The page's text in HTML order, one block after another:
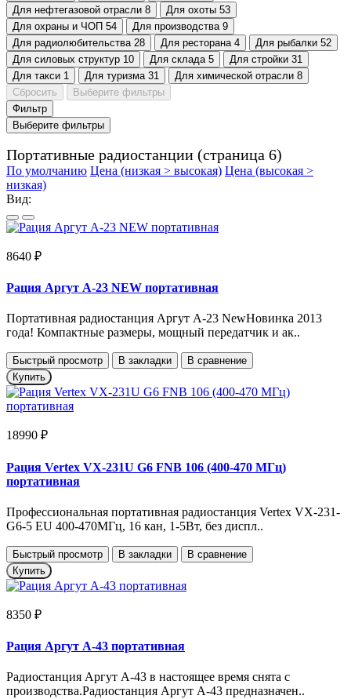
Для нефтегазовой отрасли 8 Для охоты 53
Для охраны и ЧОП 54 Для производства 9
Для радиолюбительства 28 Для ресторана 4 Для рыбалки 52
Для силовых структур 10 Для склада 5 Для стройки 31
Для такси 1 Для туризма 31 Для химической отрасли 8
Сбросить
Выберите фильтры
Фильтр
Выберите фильтры
Портативные радиостанции (страница 6)
По умолчанию Цена (низкая > высокая) Цена (высокая >
низкая)
Вид:
8640 ₽
Рация Аргут А-23 NEW портативная
Портативная радиостанция Аргут А-23 NewНовинка 2013
года! Компактные размеры, мощный передатчик и ак..
Быстрый просмотр В закладки
В сравнение
Купить
18990 ₽
Рация Vertex VX-231U G6 FNB 106 (400-470 МГц)
портативная
Профессиональная портативная радиостанция Vertex VX-231-
G6-5 EU 400-470МГц, 16 кан, 1-5Вт, без диспл..
Быстрый просмотр В закладки
В сравнение
Купить
8350 ₽
Рация Аргут А-43 портативная
Радиостанция Аргут А-43 в настоящее время снята с
производства.Радиостанция Аргут А-43 предназначен..